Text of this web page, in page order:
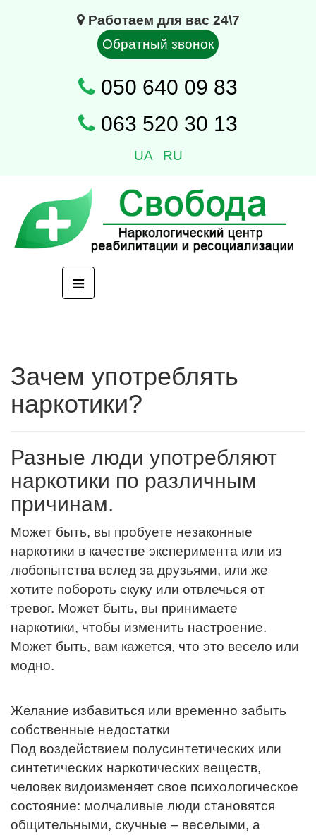
Работаем для вас 24\7
Обратный звонок
050 640 09 83
063 520 30 13
UA RU
≡
Зачем употреблять
наркотики?
Разные люди употребляют
наркотики по различным
причинам.
Может быть, вы пробуете незаконные
наркотики в качестве эксперимента или из
любопытства вслед за друзьями, или же
хотите побороть скуку или отвлечься от
тревог. Может быть, вы принимаете
наркотики, чтобы изменить настроение.
Может быть, вам кажется, что это весело или
модно.
Желание избавиться или временно забыть
собственные недостатки
Под воздействием полусинтетических или
синтетических наркотических веществ,
человек видоизменяет свое психологическое
состояние: молчаливые люди становятся
общительными, скучные – веселыми, а